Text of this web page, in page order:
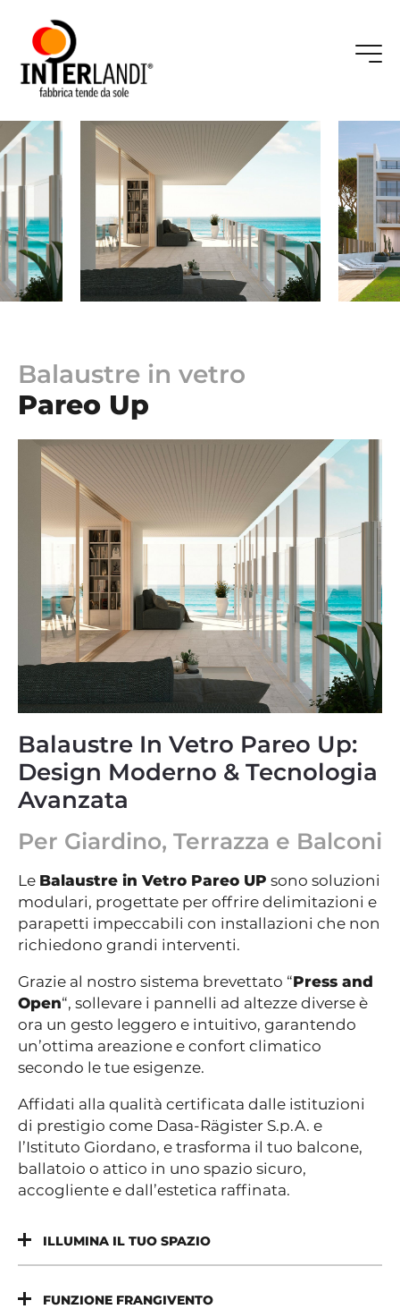
Balaustre in vetro
Pareo Up
Balaustre In Vetro Pareo Up:
Design Moderno & Tecnologia
Avanzata
Per Giardino, Terrazza e Balconi
Le Balaustre in Vetro Pareo UP sono soluzioni
modulari, progettate per offrire delimitazioni e
parapetti impeccabili con installazioni che non
richiedono grandi interventi.
Grazie al nostro sistema brevettato “Press and
Open“, sollevare i pannelli ad altezze diverse è
ora un gesto leggero e intuitivo, garantendo
un’ottima areazione e confort climatico
secondo le tue esigenze.
Affidati alla qualità certificata dalle istituzioni
di prestigio come Dasa-Rägister S.p.A. e
l’Istituto Giordano, e trasforma il tuo balcone,
ballatoio o attico in uno spazio sicuro,
accogliente e dall’estetica raffinata.
ILLUMINA IL TUO SPAZIO
FUNZIONE FRANGIVENTO